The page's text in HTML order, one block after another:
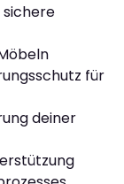
sichere
für
deiner